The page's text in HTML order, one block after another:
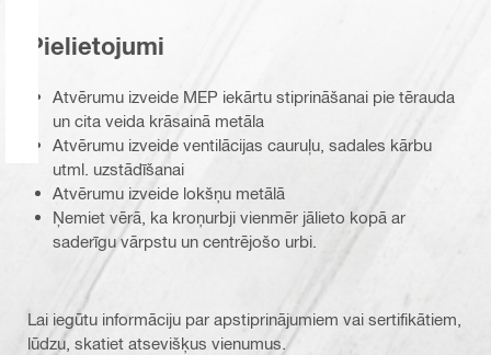
Pielietojumi
Atvērumu izveide MEP iekārtu stiprināšanai pie tērauda
un cita veida krāsainā metāla
Atvērumu izveide ventilācijas cauruļu, sadales kārbu
utml. uzstādīšanai
Atvērumu izveide lokšņu metālā
Ņemiet vērā, ka kroņurbji vienmēr jālieto kopā ar
saderīgu vārpstu un centrējošo urbi.
Lai iegūtu informāciju par apstiprinājumiem vai sertifikātiem,
lūdzu, skatiet atsevišķus vienumus.